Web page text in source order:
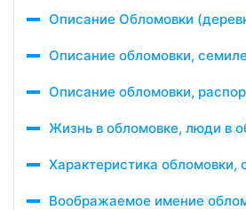
Описание Обломовки
Описание обломовки,
Описание обломовки,
Жизнь в обломовке, люди в
Характеристика обломовки,
Воображаемое имение